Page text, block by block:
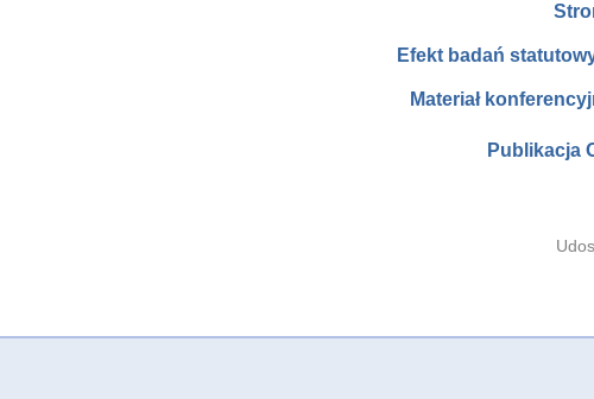
Efekt badań
Materiał
Publikacja